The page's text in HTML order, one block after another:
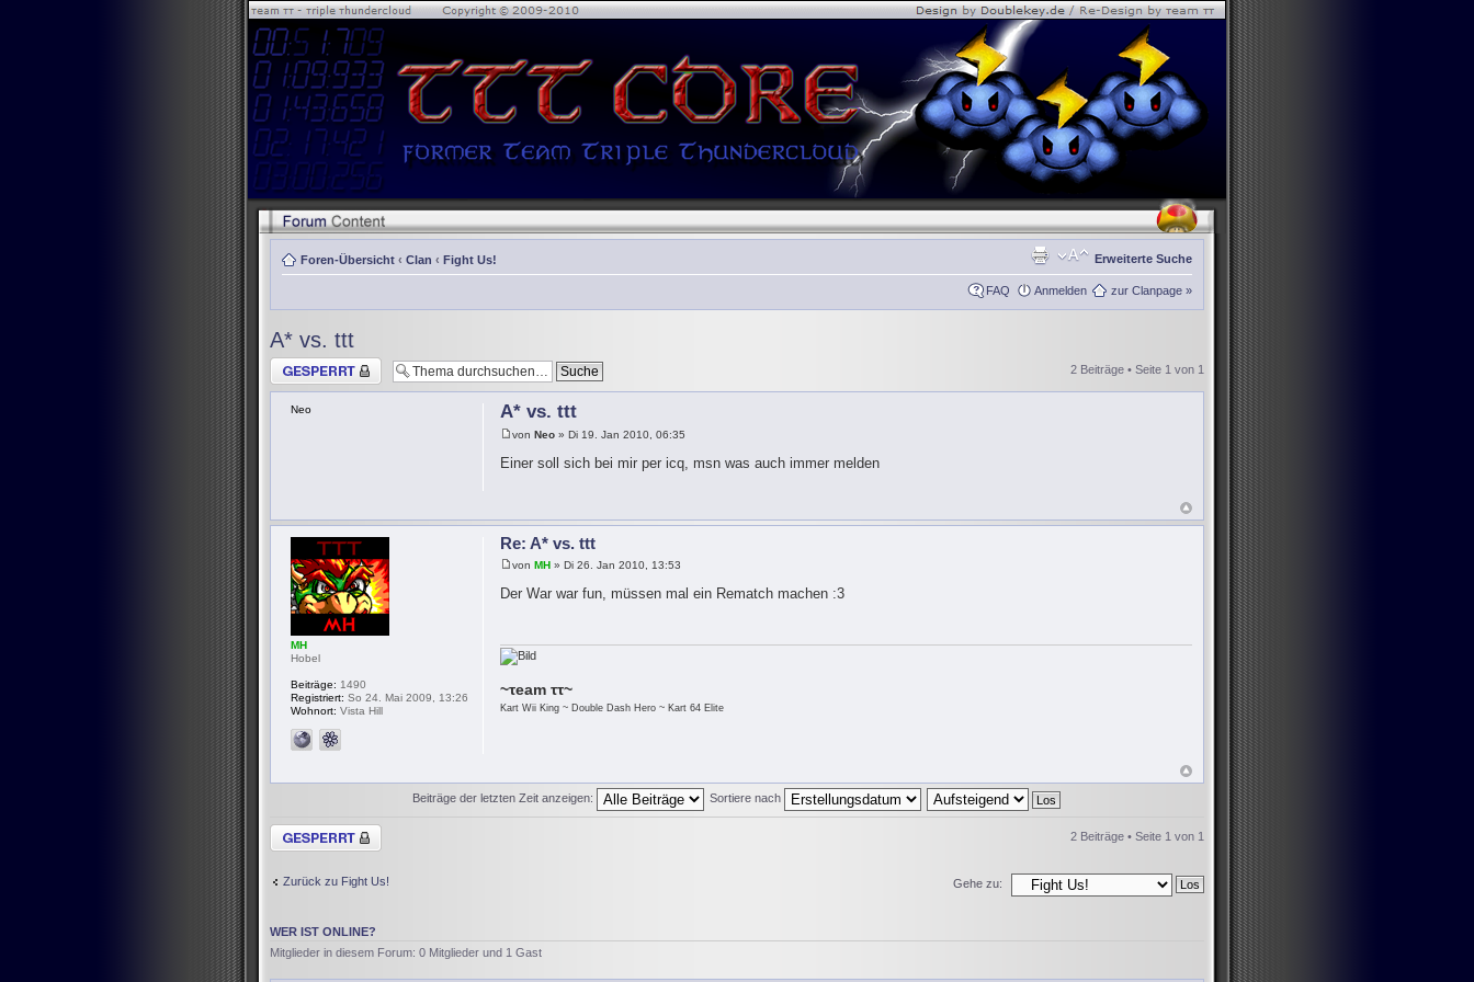
Foren-Übersicht ‹ Clan ‹ Fight Us! Erweiterte Suche
FAQ Anmelden zur Clanpage »
A* vs. ttt
Thema gesperrt 2 Beiträge • Seite 1 von 1
A* vs. ttt
vonNeo » Di 19. Jan 2010, 06:35
Einer soll sich bei mir per icq, msn was auch immer melden
Neo
Re: A* vs. ttt
vonMH » Di 26. Jan 2010, 13:53
Der War war fun, müssen mal ein Rematch machen :3
~τeam ττ~
Kart Wii King ~ Double Dash Hero ~ Kart 64 Elite
MH
Hobel
Beiträge: 1490
Registriert: So 24. Mai 2009, 13:26
Wohnort: Vista Hill
Beiträge der letzten Zeit anzeigen: Sortiere nach
Thema gesperrt 2 Beiträge • Seite 1 von 1
Zurück zu Fight Us! Gehe zu:
WER IST ONLINE?
Mitglieder in diesem Forum: 0 Mitglieder und 1 Gast